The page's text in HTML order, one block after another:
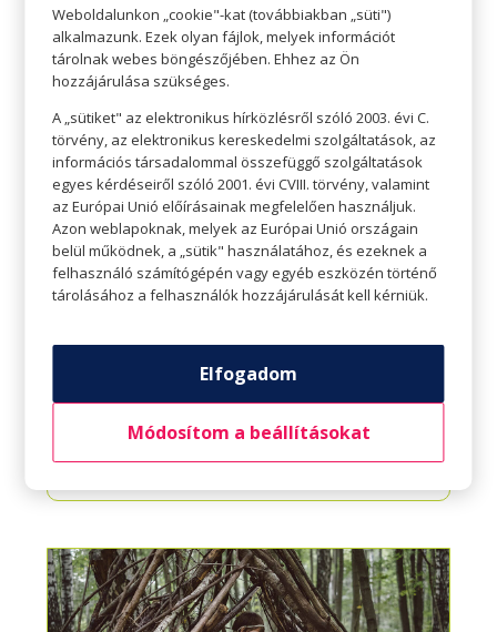
A SZERETŐ, BOLDOG CSALÁD
KULCSA
Weboldalunkon „cookie"-kat (továbbiakban „süti")
alkalmazunk. Ezek olyan fájlok, melyek információt
tárolnak webes böngészőjében. Ehhez az Ön
hozzájárulása szükséges.
A „sütiket" az elektronikus hírközlésről szóló 2003. évi C.
törvény, az elektronikus kereskedelmi szolgáltatások, az
információs társadalommal összefüggő szolgáltatások
egyes kérdéseiről szóló 2001. évi CVIII. törvény, valamint
az Európai Unió előírásainak megfelelően használjuk.
Azon weblapoknak, melyek az Európai Unió országain
belül működnek, a „sütik" használatához, és ezeknek a
felhasználó számítógépén vagy egyéb eszközén történő
tárolásához a felhasználók hozzájárulását kell kérniük.
Elfogadom
Módosítom a beállításokat